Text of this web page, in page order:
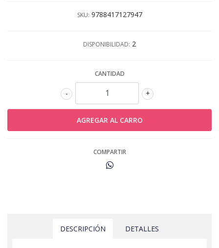
SKU: 9788417127947
DISPONIBILIDAD: 2
CANTIDAD
+
-
COMPARTIR
DESCRIPCIÓN DETALLES